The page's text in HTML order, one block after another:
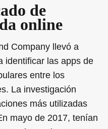
de
online
Company llevó a
identificar las apps de
entre los
La investigación
más utilizadas
mayo de 2017, tenían